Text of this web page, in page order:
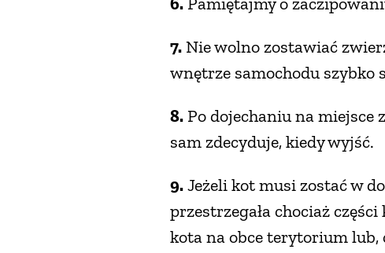
7.Nie wolno zostawiać
wnętrze samochodu szybko
8.Po dojechaniu na miejsce
sam zdecyduje, kiedy wyjść.
9.Jeżeli kot musi zostać w
przestrzegała chociaż
kota na obce terytorium lub,